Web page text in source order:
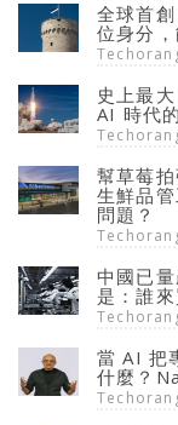
全球首
位身分
史上最
AI 時代
幫草莓
生鮮品
問題？
中國已
是：誰來
當 AI 把
什麼？